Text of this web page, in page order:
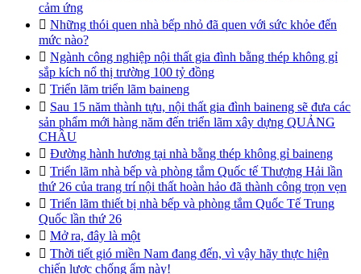
cảm ứng
 Những thói quen nhà bếp nhỏ đã quen với sức khỏe đến
mức nào?
 Ngành công nghiệp nội thất gia đình bằng thép không gỉ
sắp kích nổ thị trường 100 tỷ đồng
 Triển lãm triển lãm baineng
 Sau 15 năm thành tựu, nội thất gia đình baineng sẽ đưa các
sản phẩm mới hàng năm đến triển lãm xây dựng QUẢNG
CHÂU
 Đường hành hương tại nhà bằng thép không gỉ baineng
 Triển lãm nhà bếp và phòng tắm Quốc tế Thượng Hải lần
thứ 26 của trang trí nội thất hoàn hảo đã thành công trọn vẹn
 Triển lãm thiết bị nhà bếp và phòng tắm Quốc Tế Trung
Quốc lần thứ 26
 Mở ra, đây là một
 Thời tiết gió miền Nam đang đến, vì vậy hãy thực hiện
chiến lược chống ẩm này!